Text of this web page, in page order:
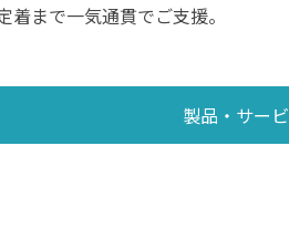
まで一気通貫でご支援。
製品・サー